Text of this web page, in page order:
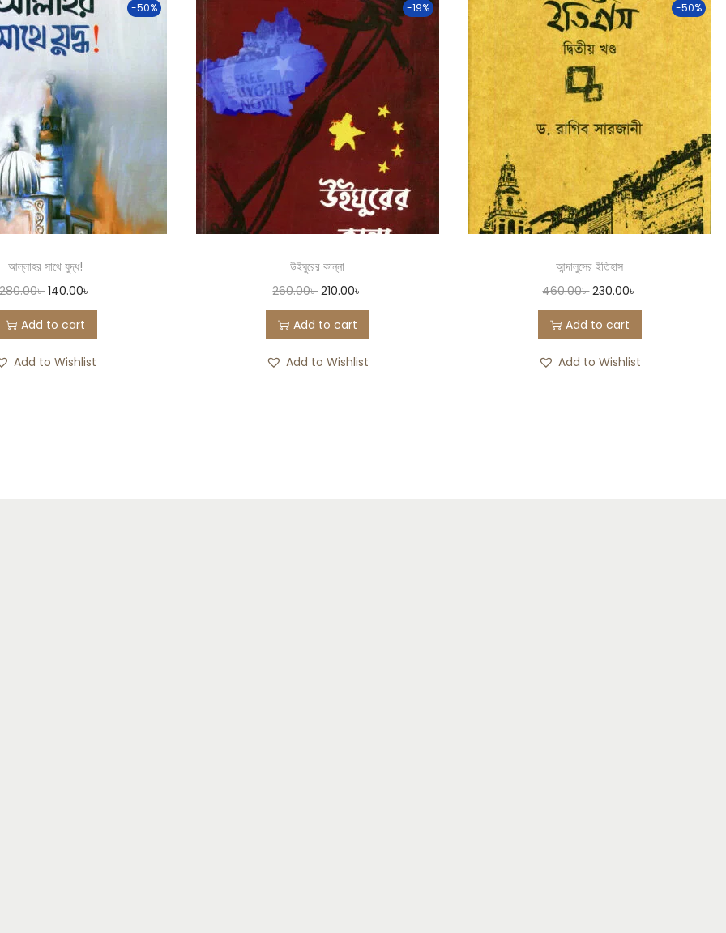
-50%
আল্লাহর সাথে যুদ্ধ!
280.00৳ 140.00৳
Add to cart
Add to Wishlist
-19%
উইঘুরের কান্না
260.00৳ 210.00৳
Add to cart
Add to Wishlist
-50%
আন্দালুসের ইতিহাস
460.00৳ 230.00৳
Add to cart
Add to Wishlist